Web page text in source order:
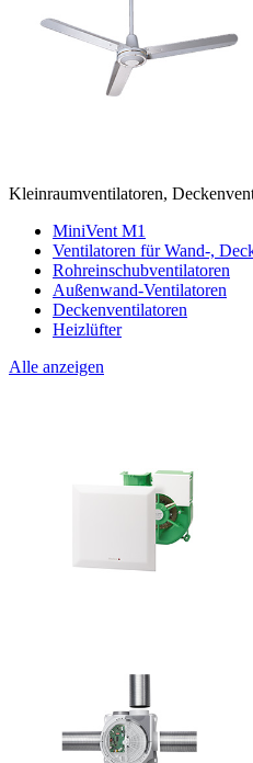
Kleinraumventilatoren,
MiniVent M1
Ventilatoren für Wand-,
Rohreinschubventilatoren
Außenwand-Ventilatoren
Deckenventilatoren
Heizlüfter
Alle anzeigen